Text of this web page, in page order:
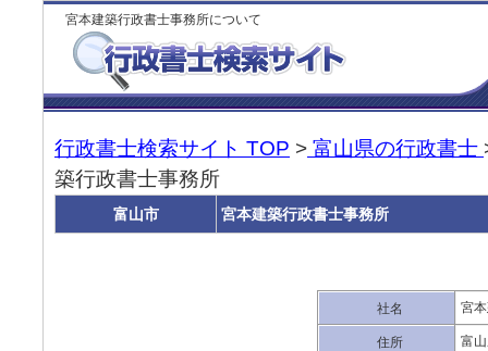
宮本建築行政書士事務所について
行政書士検索サイト TOP > 富山県の行政書士
築行政書士事務所
富山市 宮本建築行政書士事務所
社名 宮
住所 富